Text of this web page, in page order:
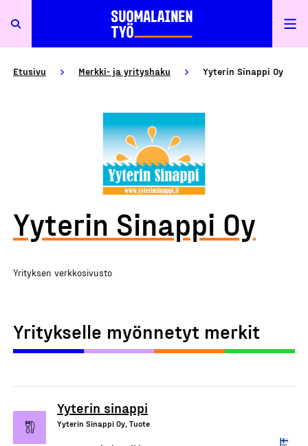
Etusivu Merkki- ja yrityshaku Yyterin Sinappi Oy
Yyterin Sinappi Oy
Yrityksen verkkosivusto
Yritykselle myönnetyt merkit
Yyterin sinappi
Yyterin Sinappi Oy, Tuote